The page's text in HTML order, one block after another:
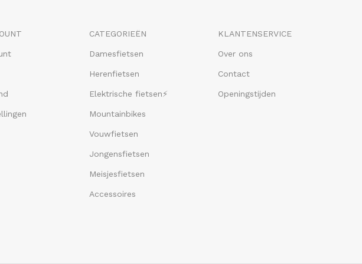
CATEGORIEËN
Damesfietsen
Herenfietsen
Elektrische fietsen⚡
Mountainbikes
Vouwfietsen
Jongensfietsen
Meisjesfietsen
Accessoires
KLANTENSERVICE
Over ons
Contact
Openingstijden